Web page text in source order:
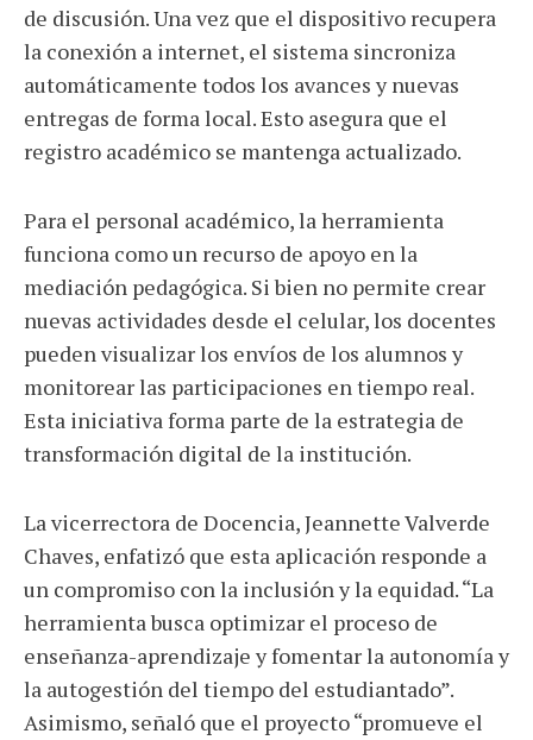
de discusión. Una vez que el dispositivo recupera
la conexión a internet, el sistema sincroniza
automáticamente todos los avances y nuevas
entregas de forma local. Esto asegura que el
registro académico se mantenga actualizado.
Para el personal académico, la herramienta
funciona como un recurso de apoyo en la
mediación pedagógica. Si bien no permite crear
nuevas actividades desde el celular, los docentes
pueden visualizar los envíos de los alumnos y
monitorear las participaciones en tiempo real.
Esta iniciativa forma parte de la estrategia de
transformación digital de la institución.
La vicerrectora de Docencia, Jeannette Valverde
Chaves, enfatizó que esta aplicación responde a
un compromiso con la inclusión y la equidad. “La
herramienta busca optimizar el proceso de
enseñanza-aprendizaje y fomentar la autonomía y
la autogestión del tiempo del estudiantado”.
Asimismo, señaló que el proyecto “promueve el